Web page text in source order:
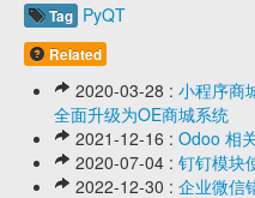
Tag PyQT
Related
2020-03-28 : 小程序商
全面升级为OE商城系统
2021-12-16 : Odoo 相
2020-07-04 : 钉钉模块
2022-12-30 : 企业微信